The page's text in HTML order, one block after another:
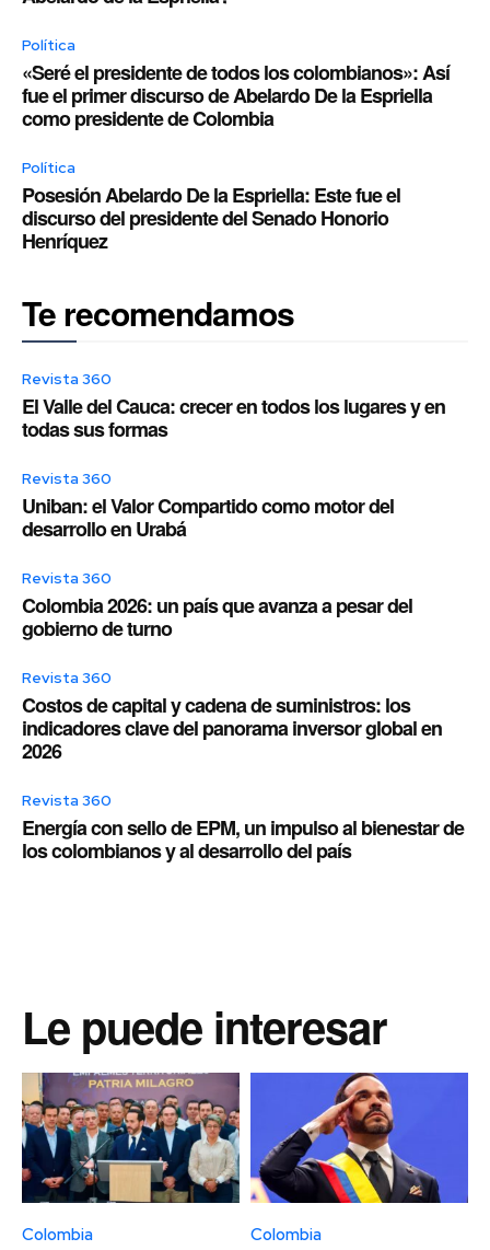
Política
«Seré el presidente de todos los colombianos»: Así
fue el primer discurso de Abelardo De la Espriella
como presidente de Colombia
Política
Posesión Abelardo De la Espriella: Este fue el
discurso del presidente del Senado Honorio
Henríquez
Te recomendamos
Revista 360
El Valle del Cauca: crecer en todos los lugares y en
todas sus formas
Revista 360
Uniban: el Valor Compartido como motor del
desarrollo en Urabá
Revista 360
Colombia 2026: un país que avanza a pesar del
gobierno de turno
Revista 360
Costos de capital y cadena de suministros: los
indicadores clave del panorama inversor global en
2026
Revista 360
Energía con sello de EPM, un impulso al bienestar de
los colombianos y al desarrollo del país
Le puede interesar
Colombia Colombia